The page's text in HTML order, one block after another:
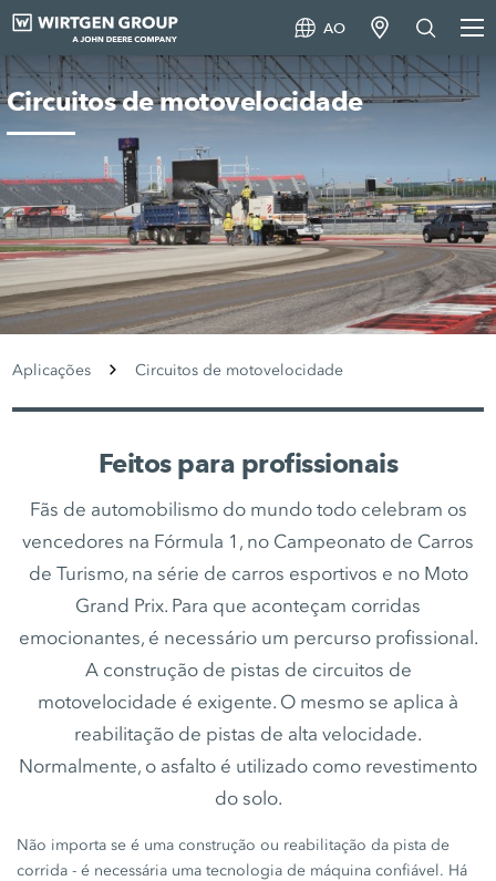
AO
Circuitos de motovelocidade
Aplicações Circuitos de motovelocidade
Feitos para profissionais
Fãs de automobilismo do mundo todo celebram os
vencedores na Fórmula 1, no Campeonato de Carros
de Turismo, na série de carros esportivos e no Moto
Grand Prix. Para que aconteçam corridas
emocionantes, é necessário um percurso profissional.
A construção de pistas de circuitos de
motovelocidade é exigente. O mesmo se aplica à
reabilitação de pistas de alta velocidade.
Normalmente, o asfalto é utilizado como revestimento
do solo.
Não importa se é uma construção ou reabilitação da pista de
corrida - é necessária uma tecnologia de máquina confiável. Há